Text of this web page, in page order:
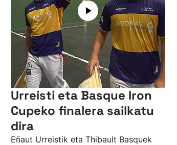
Urreisti eta Basque Iron
Cupeko finalera sailkatu
dira
Eñaut Urreistik eta Thibault Basquek